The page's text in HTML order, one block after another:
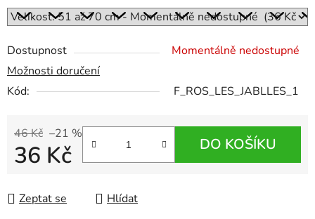
Dostupnost
Momentálně nedostupné
Možnosti doručení
Kód:
F_ROS_LES_JABLLES_1
46 Kč –21 %
36 Kč DO KOŠÍKU
Zeptat se Hlídat